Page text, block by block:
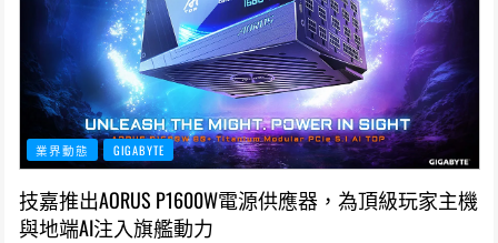
業界動態 GIGABYTE
技嘉推出AORUS P1600W電源供應器，為頂級玩家主機
與地端AI注入旗艦動力